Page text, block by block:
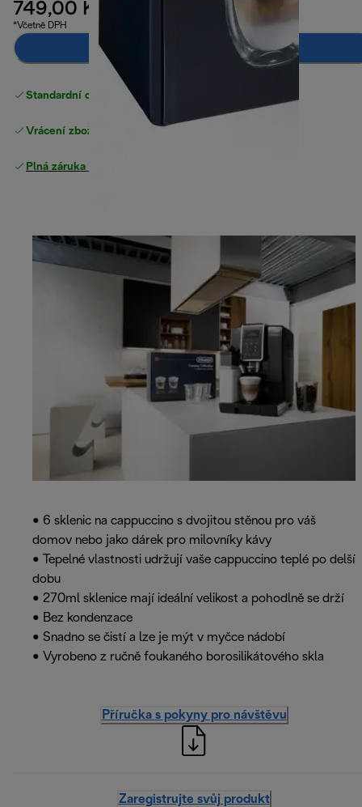
749,00 Kč
*Včetně DPH
Přidat do košíku
Standardní doručení zdarma
Vrácení zboží zdarma
Plná záruka výrobce
• 6 sklenic na cappuccino s dvojitou stěnou pro váš
domov nebo jako dárek pro milovníky kávy
• Tepelné vlastnosti udržují vaše cappuccino teplé po delší
dobu
• 270ml sklenice mají ideální velikost a pohodlně se drží
• Bez kondenzace
• Snadno se čistí a lze je mýt v myčce nádobí
• Vyrobeno z ručně foukaného borosilikátového skla
Příručka s pokyny pro návštěvu
Zaregistrujte svůj produkt